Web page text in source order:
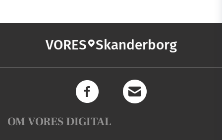
VORES Skanderborg
OM VORES DIGITAL